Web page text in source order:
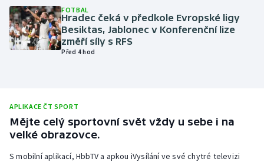
Parasport
Plavání
Rychlobruslení
FOTBAL
Hradec čeká v předkole Evropské ligy
Besiktas, Jablonec v Konferenční lize
změří síly s RFS
Před 4 hod
APLIKACE ČT SPORT
Mějte celý sportovní svět vždy u sebe i na
velké obrazovce.
S mobilní aplikací, HbbTV a apkou iVysílání ve své chytré televizi